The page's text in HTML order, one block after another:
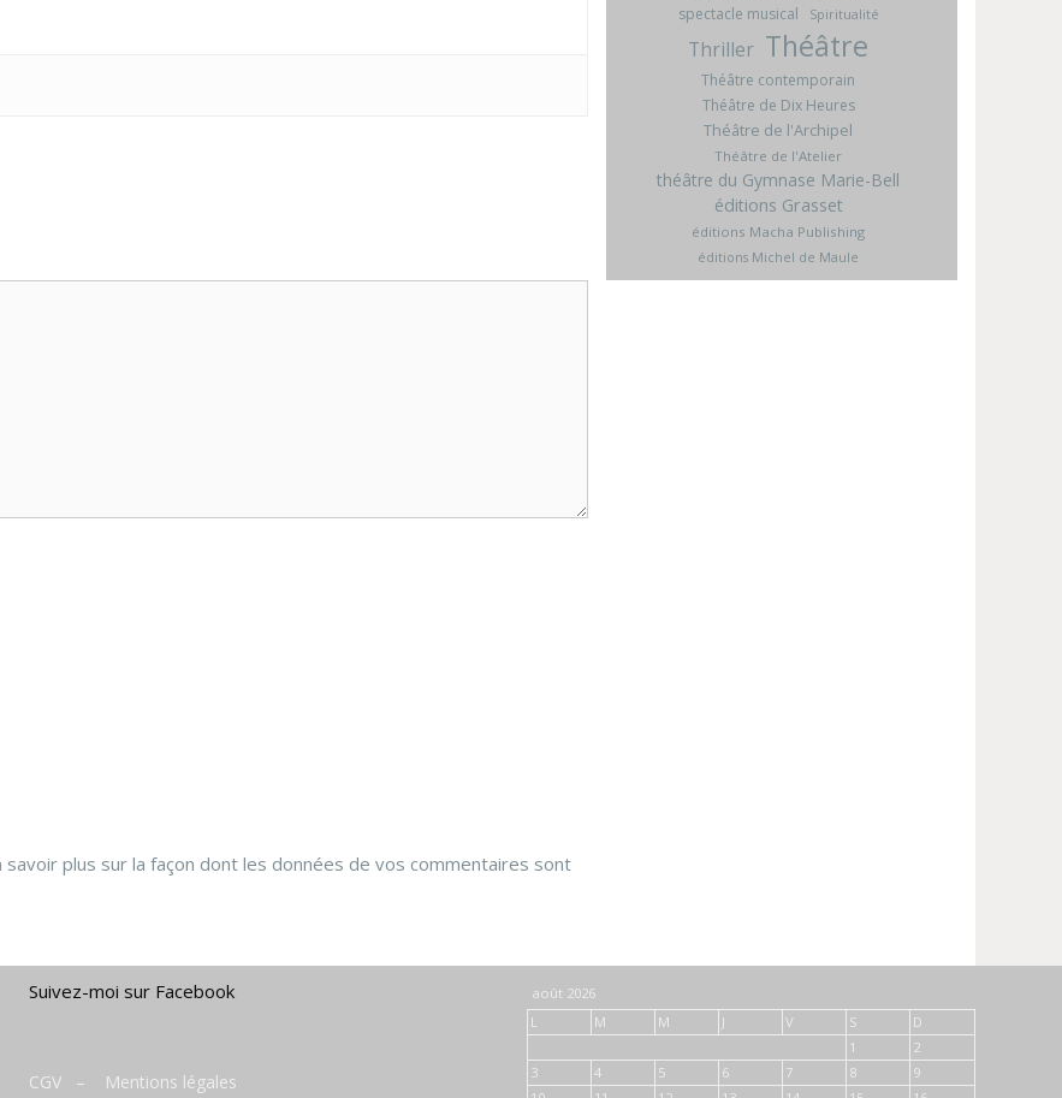
savoir plus sur la façon dont les données de vos commentaires sont
spectacle musical
Spiritualité
Thriller Théâtre
Théâtre contemporain
Théâtre de Dix Heures
Théâtre de l'Archipel
Théâtre de l'Atelier
théâtre du Gymnase Marie-Bell
éditions Grasset
éditions Macha Publishing
éditions Michel de Maule
Suivez-moi sur Facebook
CGV – Mentions légales
août 2026
L
M M J V S
D
1
2
3
4 5 6 7 8
9